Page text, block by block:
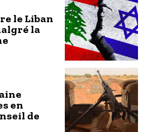
le Liban
la
en
de